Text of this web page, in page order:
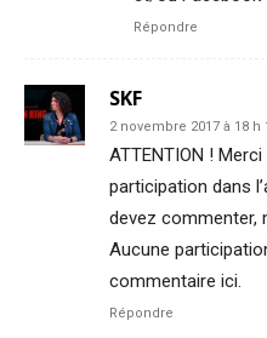
Répondre
SKF
2 novembre 2017 à 18 h
ATTENTION !
participation dans
devez commenter,
Aucune
commentaire ici.
Répondre